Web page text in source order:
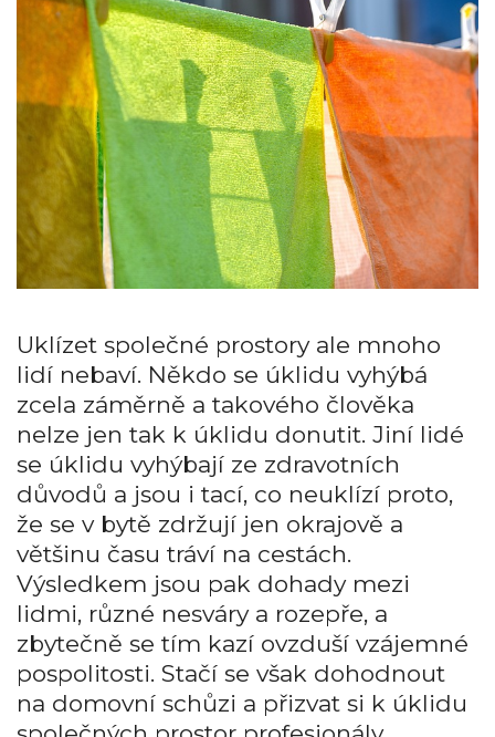
Uklízet společné prostory ale mnoho
lidí nebaví. Někdo se úklidu vyhýbá
zcela záměrně a takového člověka
nelze jen tak k úklidu donutit. Jiní lidé
se úklidu vyhýbají ze zdravotních
důvodů a jsou i tací, co neuklízí proto,
že se v bytě zdržují jen okrajově a
většinu času tráví na cestách.
Výsledkem jsou pak dohady mezi
lidmi, různé nesváry a rozepře, a
zbytečně se tím kazí ovzduší vzájemné
pospolitosti. Stačí se však dohodnout
na domovní schůzi a přizvat si k úklidu